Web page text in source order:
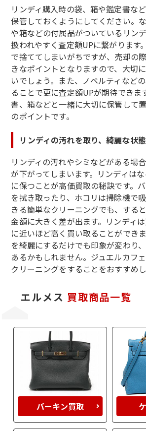
リンディ購入時の袋、箱や鑑定書な
保管しておくようにしてください。
や箱などの付属品がついているリン
扱われやすく査定額UPに繋がります
で捨ててしまいがちですが、売却の
きなポイントとなりますので、大切
いでしょう。また、ノベルティなど
ることで更に査定額UPが期待できま
書、箱などと一緒に大切に保管して
のポイントです。
リンディの汚れを取り、綺麗な状
リンディの汚れやシミなどがある場
が下がってしまいます。リンディは
に保つことが高価買取の秘訣です。
を拭き取ったり、ホコリは掃除機で
きる簡単なクリーニングでも、する
金額に大きく差が出ます。リンディ
に近いほど高く買い取ることができ
を綺麗にするだけでも印象が変わり
あるかもしれません。ジュエルカフ
クリーニングをすることをおすすめし
エルメス 買取商品一覧
バーキン買取